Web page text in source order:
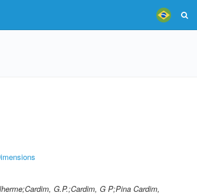
G.P.;Cardim, G P;Pina Cardim,